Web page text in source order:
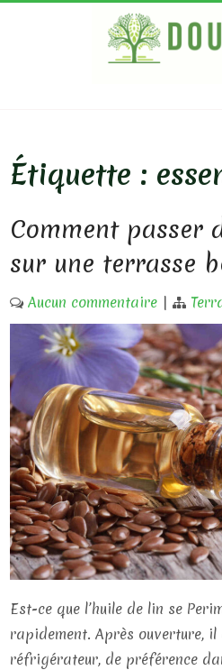
Étiquette :
Comment passer
sur une terrasse
Aucun commentaire |
Est-ce que l’huile de lin se
rapidement. Après ouverture,
réfrigérateur, de préférence